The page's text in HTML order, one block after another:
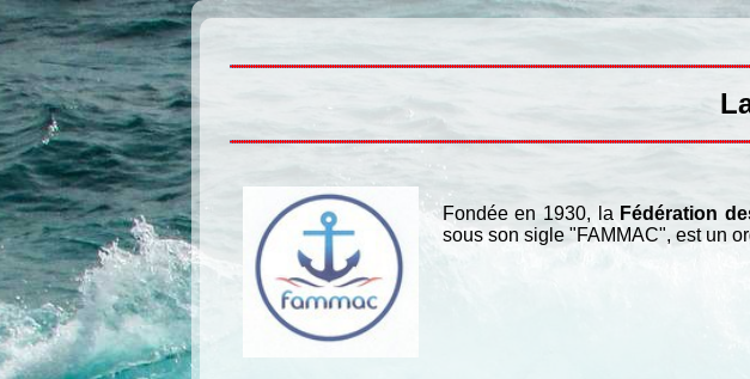
Fondée en 1930, la Fédération
sous son sigle "FAMMAC", est un